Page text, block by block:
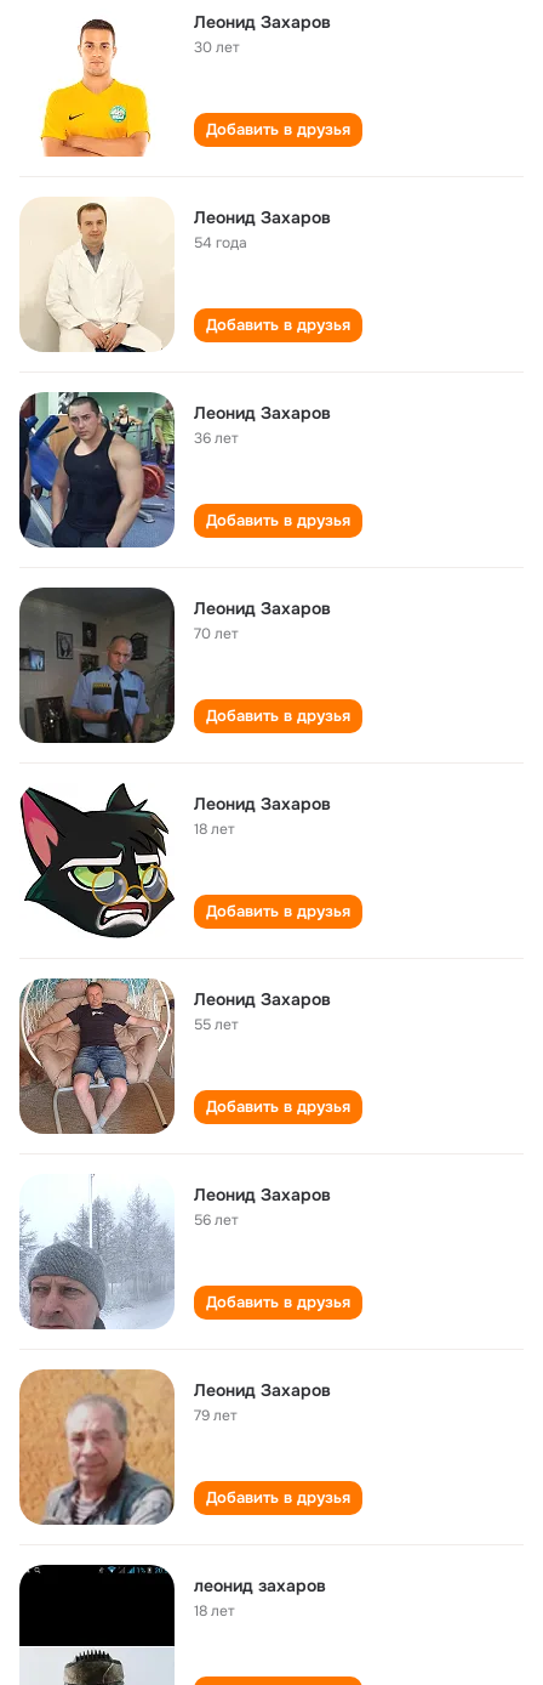
Леонид Захаров
30 лет
Добавить в друзья
Леонид Захаров
54 года
Добавить в друзья
Леонид Захаров
36 лет
Добавить в друзья
Леонид Захаров
70 лет
Добавить в друзья
Леонид Захаров
18 лет
Добавить в друзья
Леонид Захаров
55 лет
Добавить в друзья
Леонид Захаров
56 лет
Добавить в друзья
Леонид Захаров
79 лет
Добавить в друзья
леонид захаров
18 лет